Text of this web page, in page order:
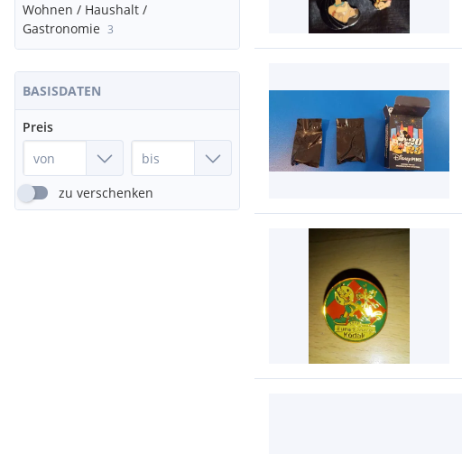
Wohnen / Haushalt /
Gastronomie 3
BASISDATEN
Preis
zu verschenken